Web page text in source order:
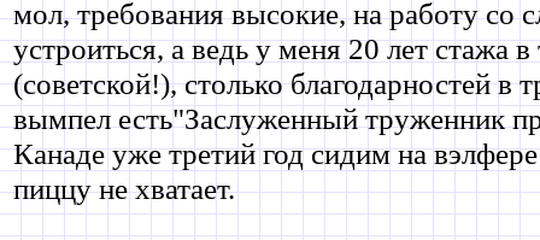
мол, требования высокие, на работу со
устроиться, а ведь у меня 20 лет стажа в
(советской!), столько благодарностей в
вымпел есть"Заслуженный труженник
Канаде уже третий год сидим на
пиццу не хватает.